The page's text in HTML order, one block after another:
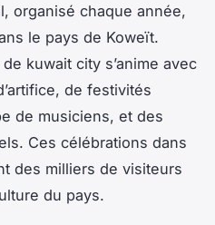
organisé chaque année,
le pays de Koweït.
kuwait city s’anime avec
de festivités
de musiciens, et des
Ces célébrations dans
des milliers de visiteurs
du pays.